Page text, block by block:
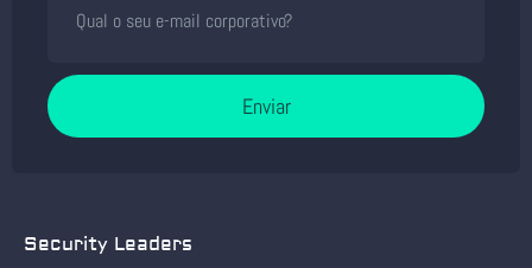
Enviar
Security Leaders